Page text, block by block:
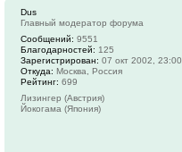
Dus
Главный модератор форума
Сообщений: 9551
Благодарностей: 125
Зарегистрирован: 07 окт 2002, 23:00
Откуда: Москва, Россия
Рейтинг: 699
Лизингер (Австрия)
Йокогама (Япония)